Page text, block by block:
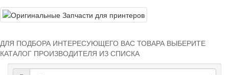
ДЛЯ ПОДБОРА ИНТЕРЕСУЮЩЕГО ВАС ТОВАРА ВЫБЕРИТЕ
КАТАЛОГ ПРОИЗВОДИТЕЛЯ ИЗ СПИСКА